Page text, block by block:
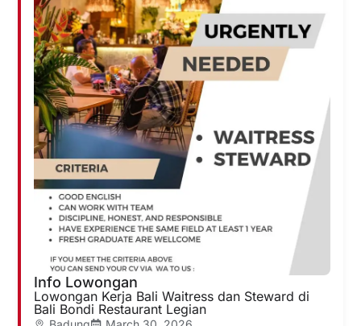
Info Lowongan
Lowongan Kerja Bali Waitress dan Steward di
Bali Bondi Restaurant Legian